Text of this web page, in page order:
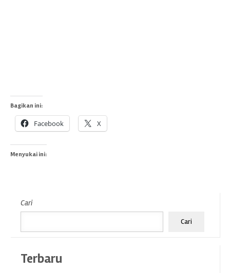
Bagikan ini:
Facebook X
Menyukai ini:
Cari
Cari
Terbaru